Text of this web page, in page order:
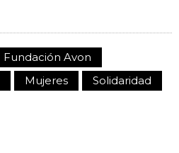
Fundación Avon
Mujeres Solidaridad